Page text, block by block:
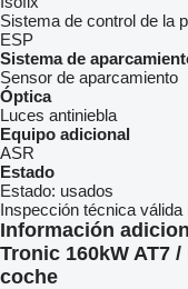
Sistema de control de la
ESP
Sistema de
Sensor de aparcamiento
Óptica
Luces antiniebla
Equipo adicional
ASR
Estado
Estado: usados
Inspección técnica válida
Información
Tronic 160kW AT7 /
coche